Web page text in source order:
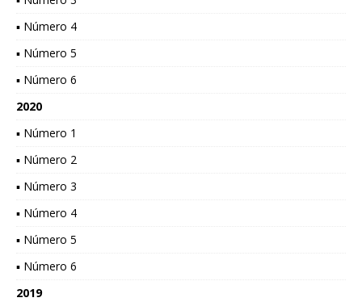
▪ Número 4
▪ Número 5
▪ Número 6
2020
▪ Número 1
▪ Número 2
▪ Número 3
▪ Número 4
▪ Número 5
▪ Número 6
2019